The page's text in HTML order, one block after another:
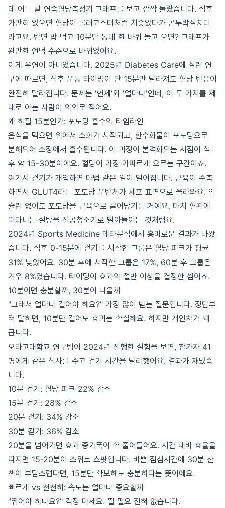
데 어느 날 연속혈당측정기 그래프를 보고 깜짝 놀랐습니다. 식후
가만히 있으면 혈당이 롤러코스터처럼 치솟았다가 곤두박질치더
라고요. 반면 밥 먹고 10분만 동네 한 바퀴 돌고 오면? 그래프가
완만한 언덕 수준으로 바뀌었어요.
이게 우연이 아니었습니다. 2025년 Diabetes Care에 실린 연
구에 따르면, 식후 운동 타이밍이 단 15분만 달라져도 혈당 반응이
완전히 달라집니다. 문제는 '언제'와 '얼마나'인데, 이 두 가지를 제
대로 아는 사람이 의외로 적어요.
왜 하필 15분인가: 포도당 흡수의 타임라인
음식을 먹으면 위에서 소화가 시작되고, 탄수화물이 포도당으로
분해되어 소장에서 흡수됩니다. 이 과정이 본격화되는 시점이 식
후 약 15-30분이에요. 혈당이 가장 가파르게 오르는 구간이죠.
여기서 걷기가 개입하면 마법 같은 일이 벌어집니다. 근육이 수축
하면서 GLUT4라는 포도당 운반체가 세포 표면으로 올라와요. 인
슐린 없이도 포도당을 근육으로 끌어당기는 거예요. 마치 혈관에
떠다니는 설탕을 진공청소기로 빨아들이는 것처럼요.
2024년 Sports Medicine 메타분석에서 흥미로운 결과가 나왔
습니다. 식후 0-15분에 걷기를 시작한 그룹은 혈당 피크가 평균
31% 낮았어요. 30분 후에 시작한 그룹은 17%, 60분 후 그룹은
겨우 8%였습니다. 타이밍이 효과의 절반 이상을 결정한 셈이죠.
10분이면 충분할까, 30분이 나을까
"그래서 얼마나 걸어야 해요?" 가장 많이 받는 질문입니다. 정답부
터 말하면, 10분만 걸어도 효과는 확실해요. 하지만 개인차가 꽤
큽니다.
오타고대학교 연구팀이 2024년 진행한 실험을 보면, 참가자 41
명에게 같은 식사를 주고 걷기 시간을 달리했어요. 결과가 재밌습
니다.
10분 걷기: 혈당 피크 22% 감소
15분 걷기: 28% 감소
20분 걷기: 34% 감소
30분 걷기: 36% 감소
20분을 넘어가면 효과 증가폭이 확 줄어들어요. 시간 대비 효율을
따지면 15-20분이 스위트 스팟입니다. 바쁜 점심시간에 30분 산
책이 부담스럽다면, 15분만 확보해도 충분하다는 뜻이에요.
빠르게 vs 천천히: 속도는 얼마나 중요할까
"뛰어야 하나요?" 걱정 마세요. 뛸 필요 전혀 없습니다.